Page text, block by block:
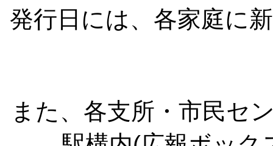
発行日には、各家庭に
また、各支所・市民セ